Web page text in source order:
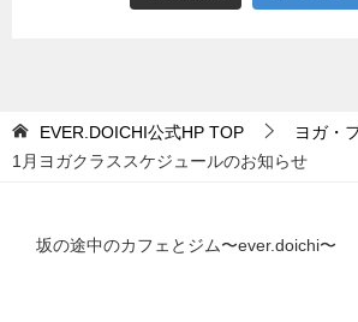
EVER.DOICHI公式HP TOP
ヨガ・
1月ヨガクラススケジュールのお知らせ
坂の途中のカフェとジム〜ever.doichi〜